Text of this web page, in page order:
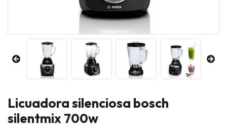
Licuadora silenciosa bosch
silentmix 700w